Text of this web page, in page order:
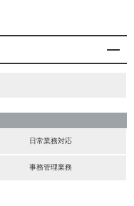
日常業務対応
事務管理業務